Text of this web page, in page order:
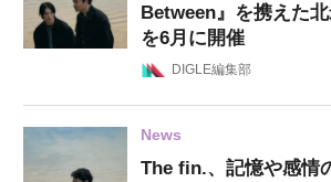
Between』を携えた
を6月に開催
DIGLE編集部
News
The fin.、記憶や感情